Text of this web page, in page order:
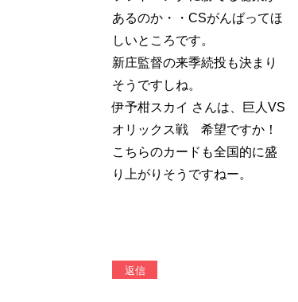
あるのか・・CSがんばってほ
しいところです。
新庄監督の来季続投も決まり
そうですしね。
伊予柑スカイ さんは、巨人VS
オリックス戦 希望ですか！
こちらのカードも全国的に盛
り上がりそうですねー。
返信